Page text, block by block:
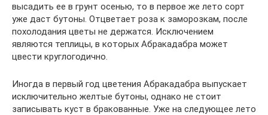
высадить ее в грунт осенью, то в первое же лето сорт
уже даст бутоны. Отцветает роза к заморозкам, после
похолодания цветы не держатся. Исключением
являются теплицы, в которых Абракадабра может
цвести круглогодично.
Иногда в первый год цветения Абракадабра выпускает
исключительно желтые бутоны, однако не стоит
записывать куст в бракованные. Уже на следующее лето